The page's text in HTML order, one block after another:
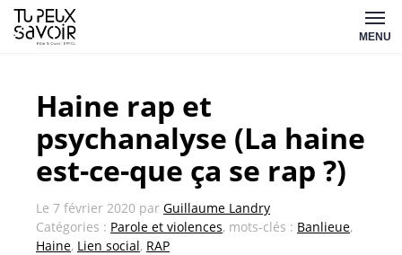
Aller
au
MENU
Haine rap et
psychanalyse (La haine
est-ce-que ça se rap ?)
Le 7 février 2020 par Guillaume Landry
Catégories : Parole et violences, mots-clés : Banlieue,
Haine, Lien social, RAP